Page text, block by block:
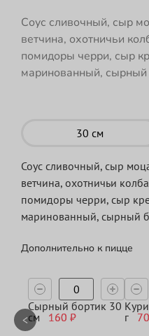
Соус сливочный, сыр
ветчина, охотничьи
помидоры черри, сыр
маринованный, сырный
30 см
Соус сливочный, сыр
ветчина, охотничьи
помидоры черри, сыр
маринованный, сырный
Дополнительно к пицце
<
Сырный бортик 30
см
160 ₽
г 70